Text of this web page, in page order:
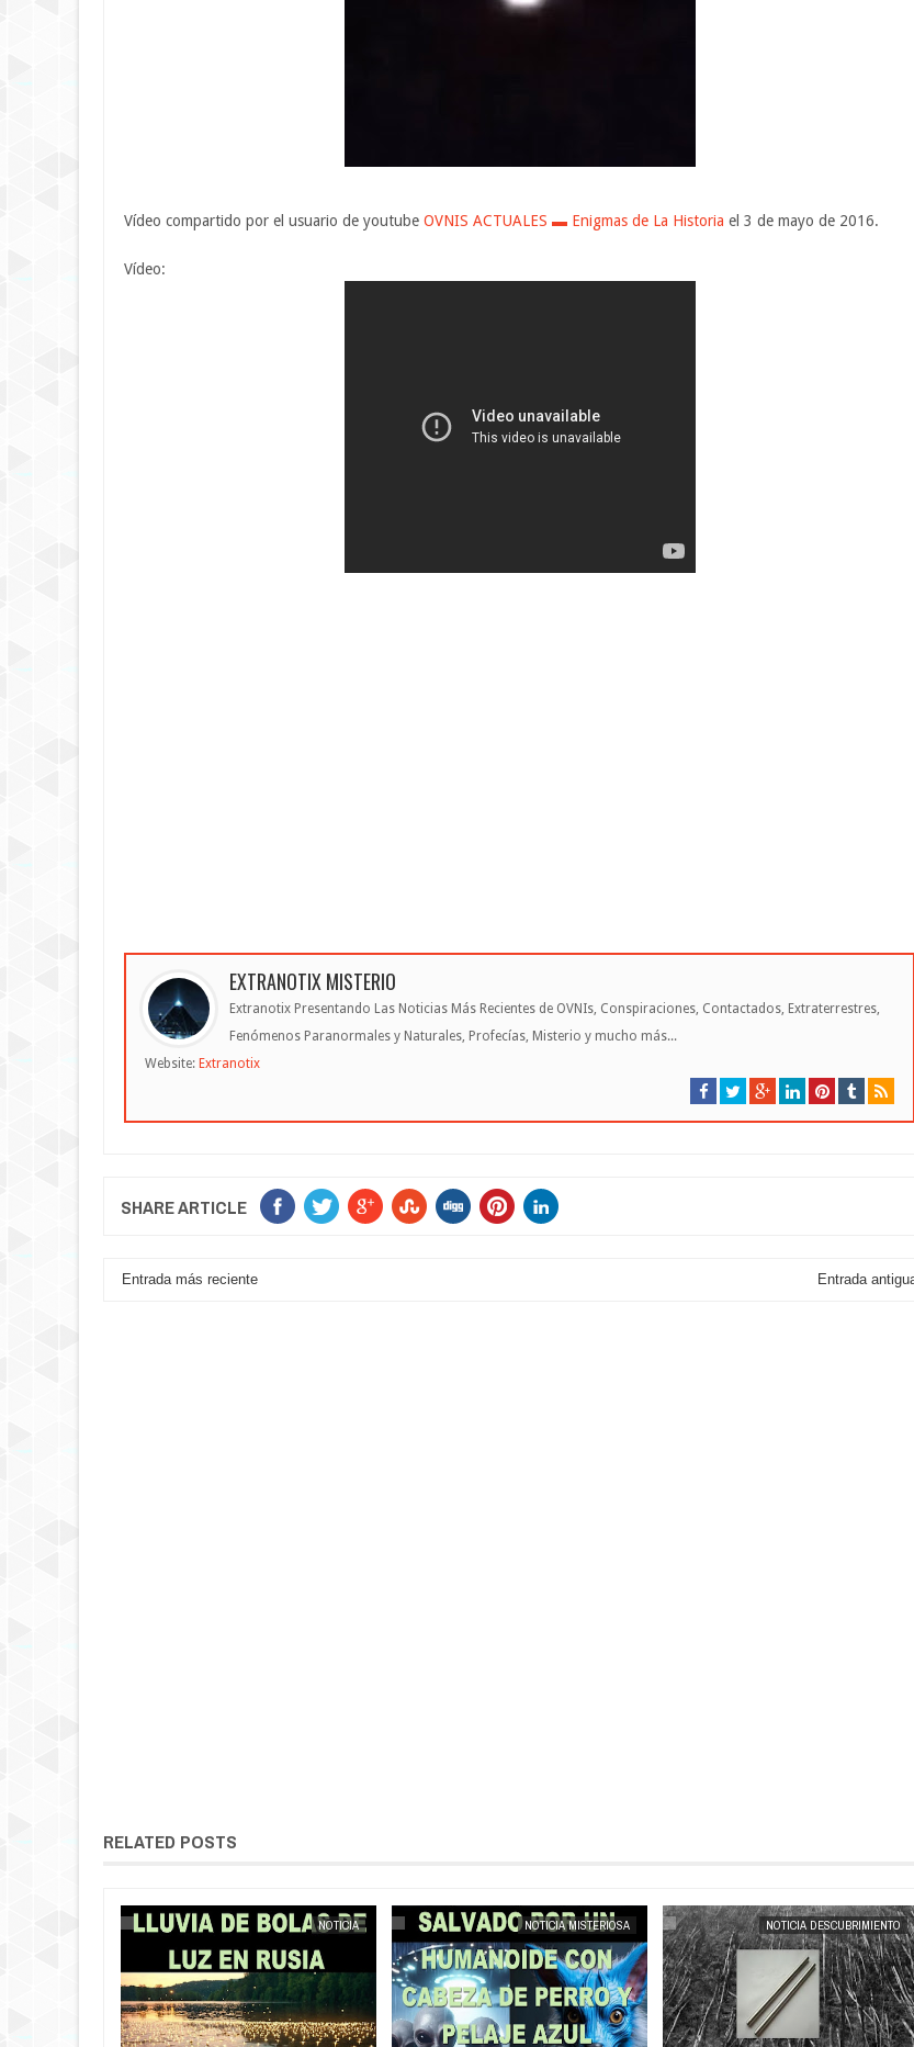
Vídeo compartido por el usuario de youtube OVNIS ACTUALES ▬ Enigmas de La Historia el 3 de mayo de 2016.
Vídeo:
EXTRANOTIX MISTERIO
Extranotix Presentando Las Noticias Más Recientes de OVNIs, Conspiraciones, Contactados, Extraterrestres,
Fenómenos Paranormales y Naturales, Profecías, Misterio y mucho más...
Website: Extranotix
SHARE ARTICLE
Entrada más reciente Entrada
RELATED POSTS
NOTICIA NOTICIA MISTERIOSA NOTICIA DESCUBRIMIENTO
EXTRANOTIX MISTERIO EXTRANOTIX MISTERIO